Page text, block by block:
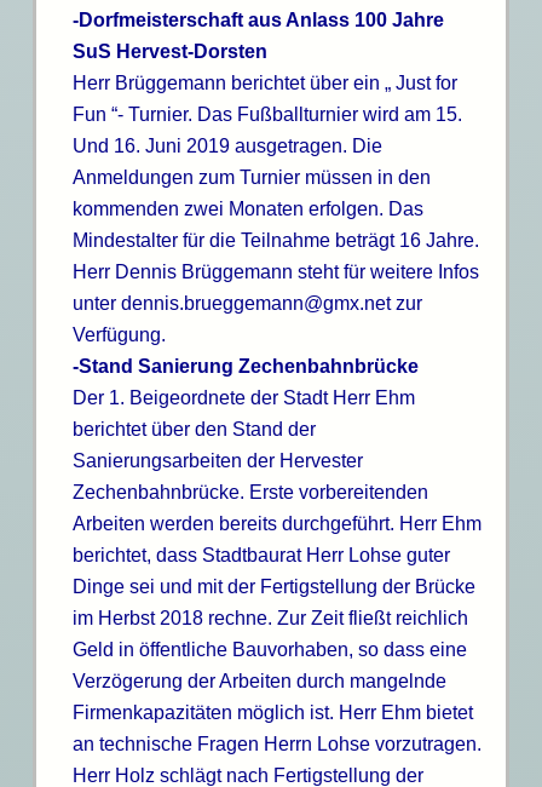
-Dorfmeisterschaft aus Anlass 100 Jahre
SuS Hervest-Dorsten
Herr Brüggemann berichtet über ein „ Just for
Fun “- Turnier. Das Fußballturnier wird am 15.
Und 16. Juni 2019 ausgetragen. Die
Anmeldungen zum Turnier müssen in den
kommenden zwei Monaten erfolgen. Das
Mindestalter für die Teilnahme beträgt 16 Jahre.
Herr Dennis Brüggemann steht für weitere Infos
unter dennis.brueggemann@gmx.net zur
Verfügung.
-Stand Sanierung Zechenbahnbrücke
Der 1. Beigeordnete der Stadt Herr Ehm
berichtet über den Stand der
Sanierungsarbeiten der Hervester
Zechenbahnbrücke. Erste vorbereitenden
Arbeiten werden bereits durchgeführt. Herr Ehm
berichtet, dass Stadtbaurat Herr Lohse guter
Dinge sei und mit der Fertigstellung der Brücke
im Herbst 2018 rechne. Zur Zeit fließt reichlich
Geld in öffentliche Bauvorhaben, so dass eine
Verzögerung der Arbeiten durch mangelnde
Firmenkapazitäten möglich ist. Herr Ehm bietet
an technische Fragen Herrn Lohse vorzutragen.
Herr Holz schlägt nach Fertigstellung der